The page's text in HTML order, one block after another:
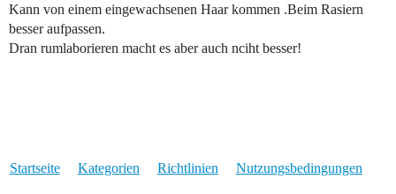
Kann von einem eingewachsenen Haar kommen .Beim Rasiern
besser aufpassen.
Dran rumlaborieren macht es aber auch nciht besser!
Startseite Kategorien Richtlinien Nutzungsbedingungen